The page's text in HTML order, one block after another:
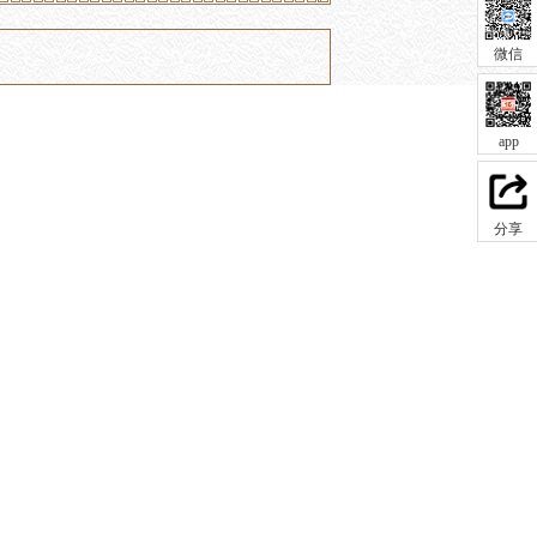
微信
app
分享